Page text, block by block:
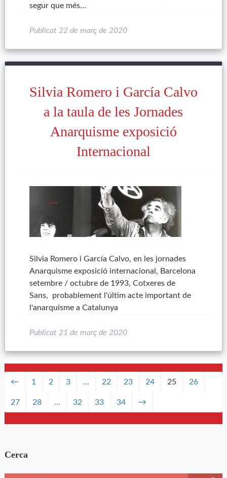
segur que més…
Publicat 22 de març de 2020
Silvia Romero i García Calvo
a la taula de les Jornades
Anarquisme exposició
Internacional
Silvia Romero i García Calvo, en les jornades
Anarquisme exposició internacional, Barcelona
setembre / octubre de 1993, Cotxeres de
Sans, probablement l'últim acte important de
l'anarquisme a Catalunya
Publicat 21 de març de 2020
← 1 2 3 … 22 23 24 25 26
27 28 … 32 33 34 →
Cerca